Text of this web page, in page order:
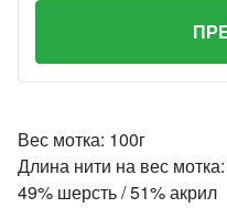
Вес мотка: 100г
Длина нити на вес
49% шерсть / 51% акрил